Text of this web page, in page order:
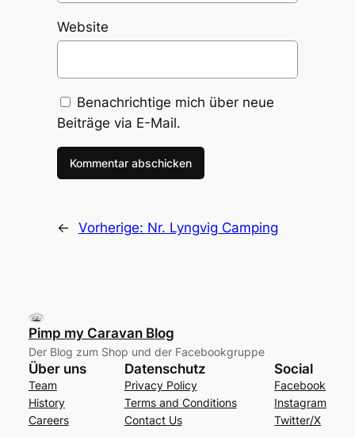
Website
Benachrichtige mich über neue
Beiträge via E-Mail.
← Vorherige: Nr. Lyngvig Camping
Pimp my Caravan Blog
Der Blog zum Shop und der Facebookgruppe
Über uns
Team
History
Careers
Datenschutz
Privacy Policy
Terms and Conditions
Contact Us
Social
Facebook
Instagram
Twitter/X